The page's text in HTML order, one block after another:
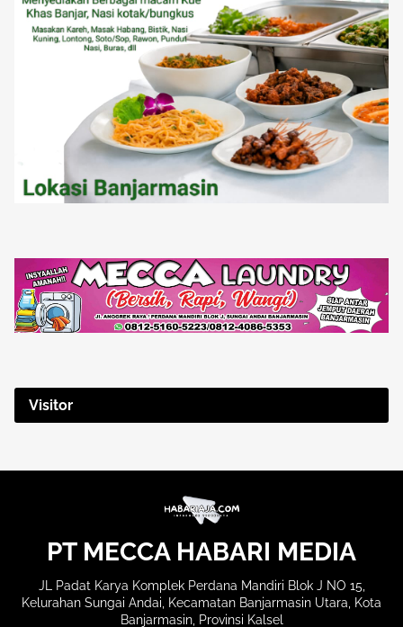
Visitor
PT MECCA HABARI MEDIA
JL Padat Karya Komplek Perdana Mandiri Blok J NO 15,
Kelurahan Sungai Andai, Kecamatan Banjarmasin Utara, Kota
Banjarmasin, Provinsi Kalsel